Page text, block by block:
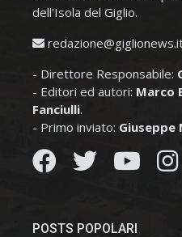
dell'Isola del Giglio.
- Direttore Responsabile:
- Editori ed autori: Marco
Fanciulli.
- Primo inviato: Giuseppe
POSTS POPOLARI